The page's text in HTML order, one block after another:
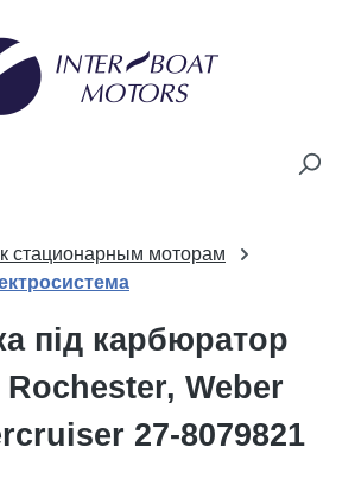
стационарным моторам
під карбюратор
Weber
27-8079821